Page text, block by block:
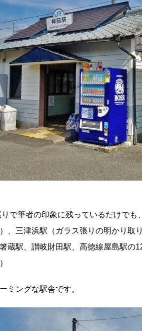
で筆者の印象に残っているだけでも
、三津浜駅（ガラス張りの明かり取
蔵駅、讃岐財田駅、高徳線屋島駅の
ミングな駅舎です。